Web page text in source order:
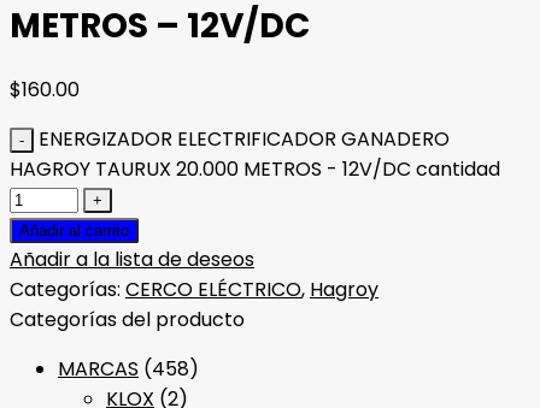
METROS – 12V/DC
$160.00
ENERGIZADOR ELECTRIFICADOR GANADERO
HAGROY TAURUX 20.000 METROS - 12V/DC cantidad
Añadir al carrito
Añadir a la lista de deseos
Categorías: CERCO ELÉCTRICO, Hagroy
Categorías del producto
MARCAS (458)
KLOX (2)